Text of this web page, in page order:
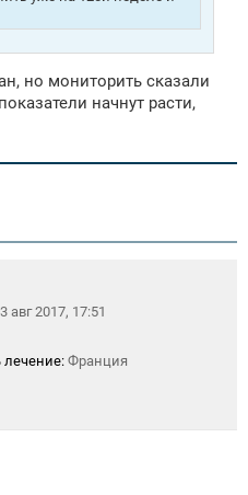
но мониторить сказали
начнут расти,
авг 2017, 17:51
лечение: Франция